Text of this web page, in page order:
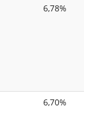
6,78%
6,70%